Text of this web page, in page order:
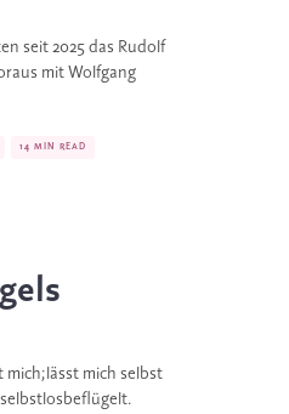
seit 2025 das Rudolf
mit Wolfgang
14 MIN READ
mich;lässt mich selbst